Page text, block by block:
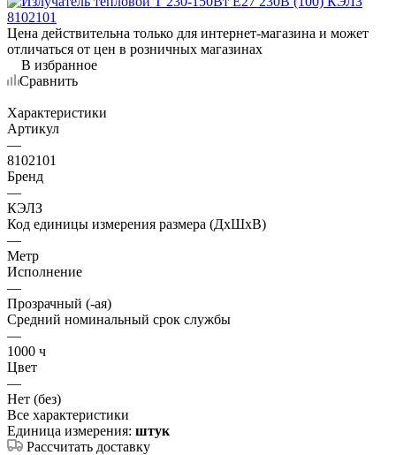
Цена действительна только для интернет-магазина и может
отличаться от цен в розничных магазинах
В избранное
Сравнить
Характеристики
Артикул
—
8102101
Бренд
—
КЭЛЗ
Код единицы измерения размера (ДхШхВ)
—
Метр
Исполнение
—
Прозрачный (-ая)
Средний номинальный срок службы
—
1000 ч
Цвет
—
Нет (без)
Все характеристики
Единица измерения: штук
Рассчитать доставку